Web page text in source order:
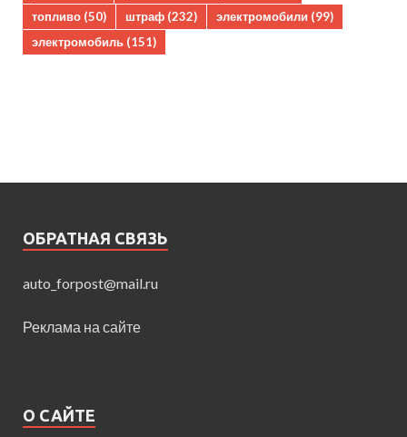
топливо (50) штраф (232) электромобили (99)
электромобиль (151)
ОБРАТНАЯ СВЯЗЬ
auto_forpost@mail.ru
Реклама на сайте
О САЙТЕ